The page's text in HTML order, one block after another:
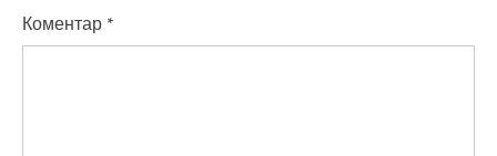
Коментар *